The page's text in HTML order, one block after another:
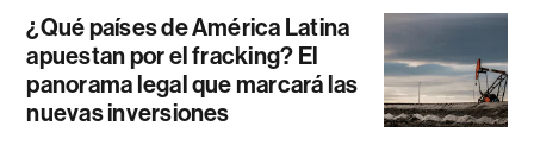
¿Qué países de América Latina
apuestan por el fracking? El
panorama legal que marcará las
nuevas inversiones